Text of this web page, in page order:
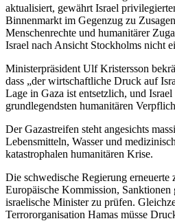
aktualisiert, gewährt Israel
Binnenmarkt im Gegenzug zu
Menschenrechte und humanitärer
Israel nach Ansicht Stockholms nicht
Ministerpräsident Ulf Kristersson
dass „der wirtschaftliche Druck auf
Lage in Gaza ist entsetzlich, und Israel
grundlegendsten humanitären
Der Gazastreifen steht angesichts
Lebensmitteln, Wasser und
katastrophalen humanitären Krise.
Die schwedische Regierung erneuerte
Europäische Kommission, Sanktionen
israelische Minister zu prüfen.
Terrororganisation Hamas müsse